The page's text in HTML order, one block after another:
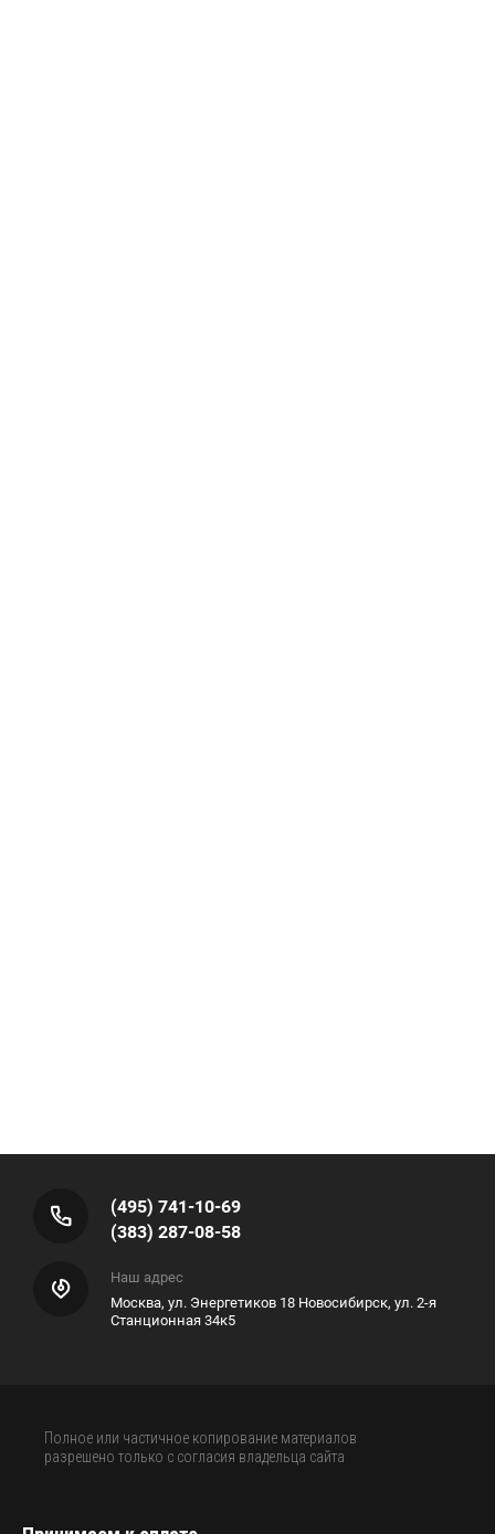
(495) 741-10-69
(383) 287-08-58
Наш адрес
Москва, ул. Энергетиков 18 Новосибирск, ул. 2-я
Станционная 34к5
Полное или частичное копирование материалов
разрешено только с согласия владельца сайта